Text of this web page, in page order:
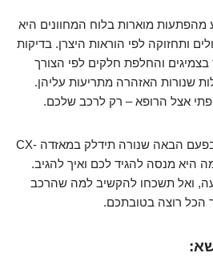
מהפתעות מוארות בלוח המחוונים היא
ותחזוקה לפי הוראות היצרן. בדיקות
בצמיגים והחלפת חלקים לפי הצורך
שנורות האזהרה מתריעות עליהן.
אצל הרופא – רק לרכב שלכם.
עכשיו אתם מצוידים בידע! בפעם הבאה שנורה תידלק במאזדה CX-
היא מנסה להגיד לכם ואיך להגיב.
ואל תשכחו להקשיב למה שהרכב
הכל רוצה בטובתכם.